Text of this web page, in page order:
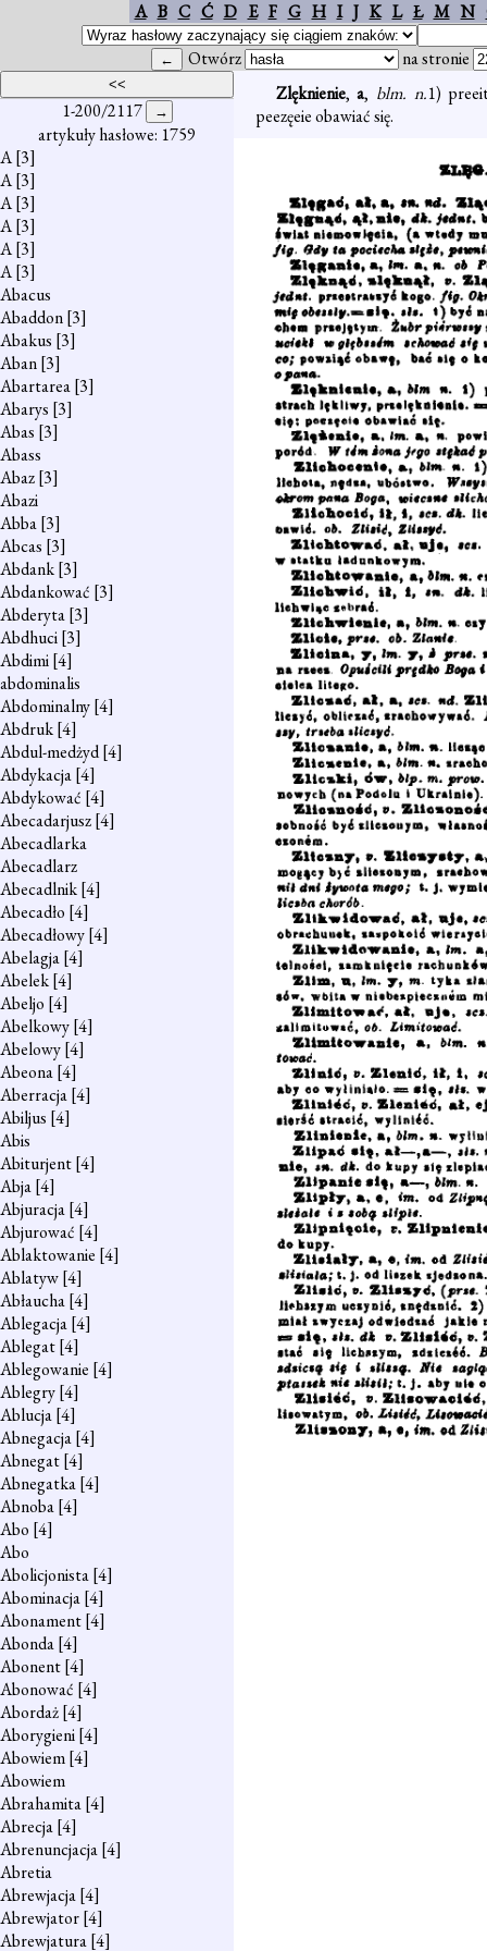
A B C Ć D E F G H I J K L Ł M N
Otwórz na stronie
1-200/2117
artykuły hasłowe: 1759
A[3]
A[3]
A[3]
A[3]
A[3]
A[3]
Abacus
Abaddon[3]
Abakus [3]
Aban[3]
Abartarea[3]
Abarys [3]
Abas [3]
Abass
Abaz[3]
Abazi
Abba[3]
Abcas [3]
Abdank[3]
Abdankować [3]
Abderyta[3]
Abdhuci[3]
Abdimi[4]
abdominalis
Abdominalny[4]
Abdruk[4]
Abdul-medżyd[4]
Abdykacja[4]
Abdykować [4]
Abecadarjusz[4]
Abecadlarka
Abecadlarz
Abecadlnik[4]
Abecadło [4]
Abecadłowy[4]
Abelagja[4]
Abelek[4]
Abeljo [4]
Abelkowy[4]
Abelowy[4]
Abeona[4]
Aberracja[4]
Abiljus [4]
Abis
Abiturjent[4]
Abja[4]
Abjuracja[4]
Abjurować [4]
Ablaktowanie [4]
Ablatyw[4]
Abłaucha[4]
Ablegacja[4]
Ablegat[4]
Ablegowanie [4]
Ablegry[4]
Ablucja[4]
Abnegacja[4]
Abnegat[4]
Abnegatka[4]
Abnoba[4]
Abo [4]
Abo
Abolicjonista[4]
Abominacja[4]
Abonament[4]
Abonda[4]
Abonent[4]
Abonować [4]
Abordaż[4]
Aborygieni[4]
Abowiem[4]
Abowiem
Abrahamita[4]
Abrecja[4]
Abrenuncjacja[4]
Abretia
Abrewjacja[4]
Abrewjator[4]
Abrewjatura[4]
Zlęknienie,a, blm. n.1)
peezęeie obawiać się.